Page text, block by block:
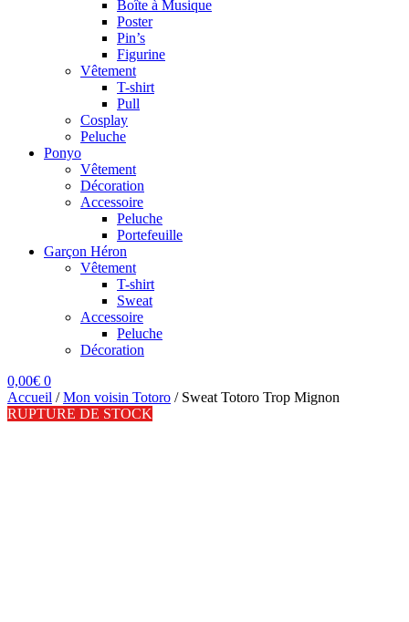
Boîte à Musique
Poster
Pin’s
Figurine
Vêtement
T-shirt
Pull
Cosplay
Peluche
Ponyo
Vêtement
Décoration
Accessoire
Peluche
Portefeuille
Garçon Héron
Vêtement
T-shirt
Sweat
Accessoire
Peluche
Décoration
0,00€ 0
Accueil /Mon voisin Totoro / Sweat Totoro Trop Mignon
RUPTURE DE STOCK